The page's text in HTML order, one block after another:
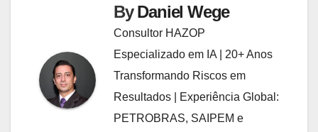
ByDaniel Wege
Consultor HAZOP
Especializado em IA | 20+ Anos
Transformando Riscos em
Resultados | Experiência Global:
PETROBRAS, SAIPEM e